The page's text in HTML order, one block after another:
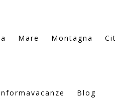
Mare Montagna
Blog